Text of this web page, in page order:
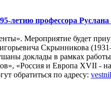
летию профессора Руслана
Мероприятие будет
Скрынникова
доклады в рамках
«Россия и Европа XVII -
обратиться по адресу: